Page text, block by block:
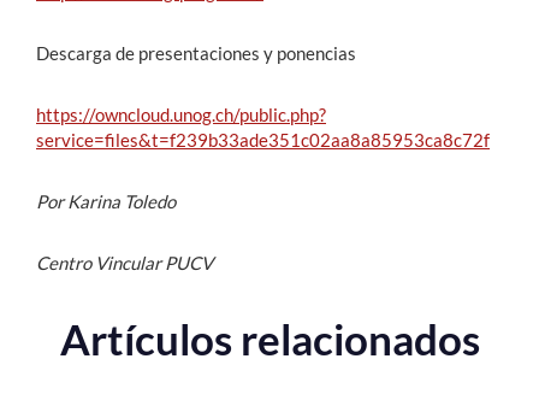
Descarga de presentaciones y ponencias
https://owncloud.unog.ch/public.php?
service=files&t=f239b33ade351c02aa8a85953ca8c72f
Por Karina Toledo
Centro Vincular PUCV
Artículos relacionados